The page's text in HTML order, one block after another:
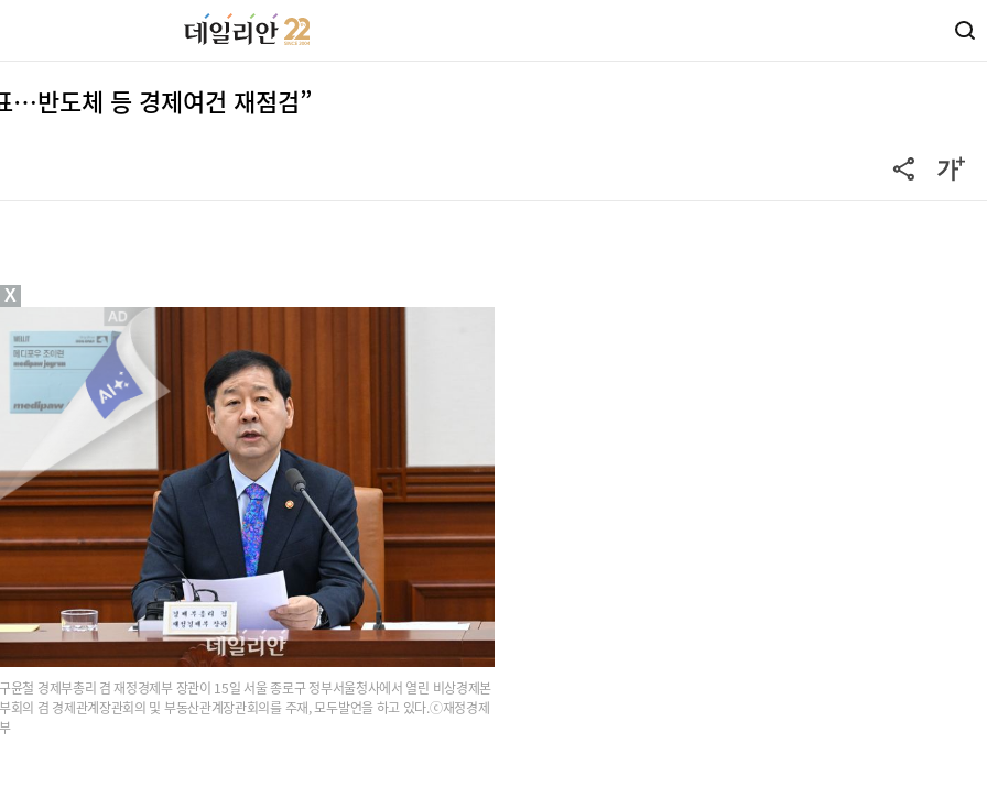
…반도체 등 경제여건 재점검”
구윤철 경제부총리 겸 재정경제부 장관이 15일 서울 종로구 정부서울청사에서 열린 비상경제본
부회의 겸 경제관계장관회의 및 부동산관계장관회의를 주재, 모두발언을 하고 있다.ⓒ재정경제
부
X